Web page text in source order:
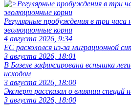
Регулярные пробуждения в три
эволюционные корни
4 августа 2026, 9:34
ЕС раскололся из-за миграционной
3 августа 2026, 18:01
В Базеле зафиксирована вспышка
исходом
3 августа 2026, 18:00
Эксперт рассказал о влиянии специй
3 августа 2026, 18:00